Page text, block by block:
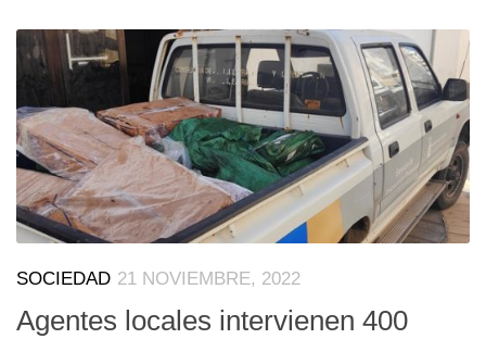
SOCIEDAD 21 NOVIEMBRE, 2022
Agentes locales intervienen 400